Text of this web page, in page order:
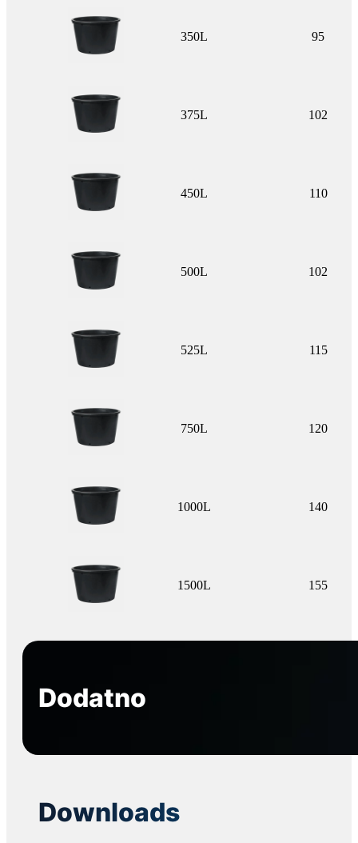
350L 95
375L 102
450L 110
500L 102
525L 115
750L 120
1000L 140
1500L 155
Dodatno
Downloads